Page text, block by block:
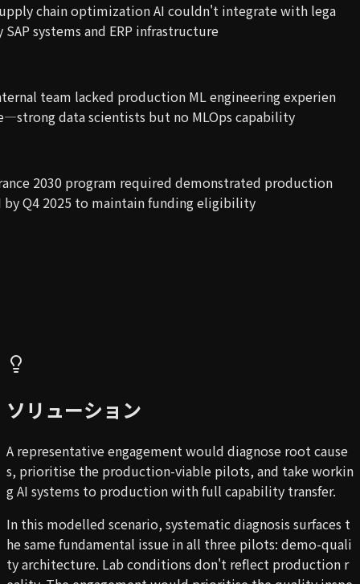
chain optimization AI couldn't integrate with lega
SAP systems and ERP infrastructure
team lacked production ML engineering experien
data scientists but no MLOps capability
2030 program required demonstrated production
by Q4 2025 to maintain funding eligibility
ソリューション
A representative engagement would diagnose root cause
s, prioritise the production-viable pilots, and take workin
g AI systems to production with full capability transfer.
In this modelled scenario, systematic diagnosis surfaces t
he same fundamental issue in all three pilots: demo-quali
ty architecture. Lab conditions don't reflect production r